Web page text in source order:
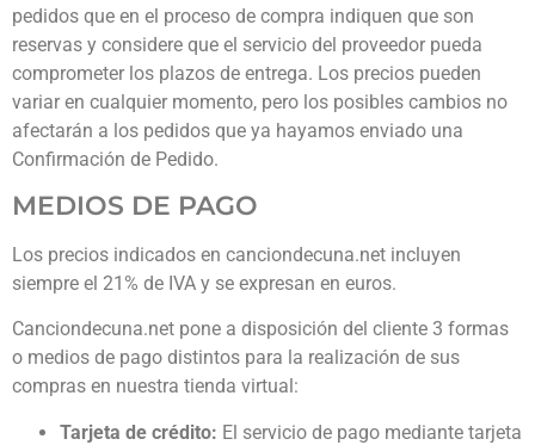
pedidos que en el proceso de compra indiquen que son
reservas y considere que el servicio del proveedor pueda
comprometer los plazos de entrega. Los precios pueden
variar en cualquier momento, pero los posibles cambios no
afectarán a los pedidos que ya hayamos enviado una
Confirmación de Pedido.
MEDIOS DE PAGO
Los precios indicados en canciondecuna.net incluyen
siempre el 21% de IVA y se expresan en euros.
Canciondecuna.net pone a disposición del cliente 3 formas
o medios de pago distintos para la realización de sus
compras en nuestra tienda virtual:
Tarjeta de crédito: El servicio de pago mediante tarjeta